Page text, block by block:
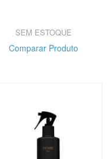
SEM ESTOQUE
Comparar Produto